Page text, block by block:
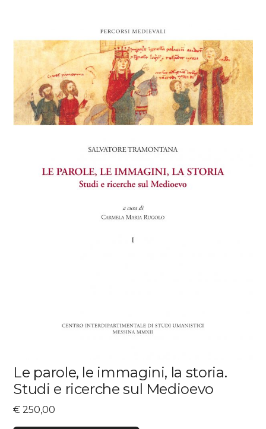
Le parole, le immagini, la storia.
Studi e ricerche sul Medioevo
€ 250,00